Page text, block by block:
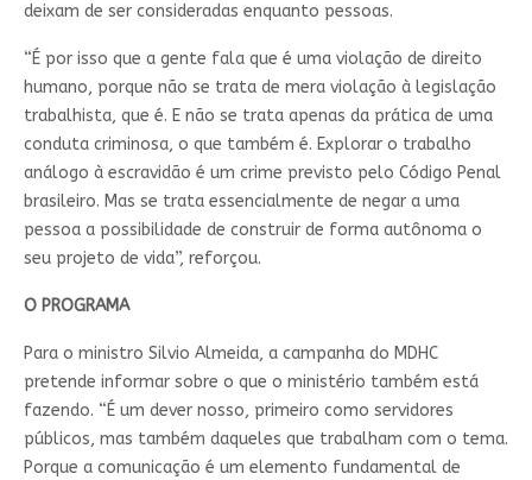
deixam de ser consideradas enquanto pessoas.
“É por isso que a gente fala que é uma violação de direito
humano, porque não se trata de mera violação à legislação
trabalhista, que é. E não se trata apenas da prática de uma
conduta criminosa, o que também é. Explorar o trabalho
análogo à escravidão é um crime previsto pelo Código Penal
brasileiro. Mas se trata essencialmente de negar a uma
pessoa a possibilidade de construir de forma autônoma o
seu projeto de vida”, reforçou.
O PROGRAMA
Para o ministro Silvio Almeida, a campanha do MDHC
pretende informar sobre o que o ministério também está
fazendo. “É um dever nosso, primeiro como servidores
públicos, mas também daqueles que trabalham com o tema.
Porque a comunicação é um elemento fundamental de